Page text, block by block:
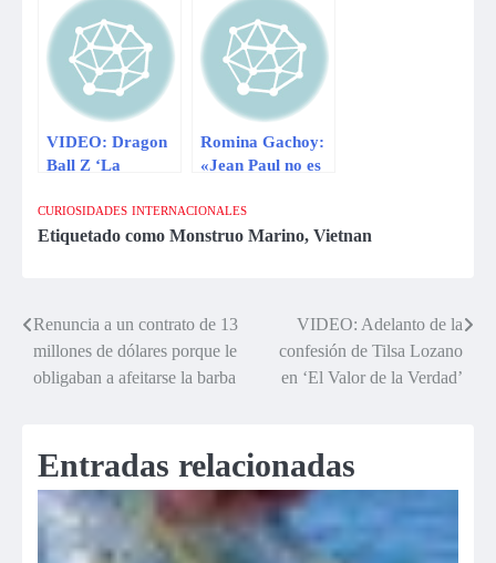
Claude Van
Damme
barco en Vietnam
VIDEO: Dragon
Ball Z ‘La
Cell’ causa
revuelo en redes
Romina Gachoy:
«Jean Paul no es
CURIOSIDADES INTERNACIONALES
Etiquetado como Monstruo Marino, Vietnan
Navegación
de
Renuncia a un contrato de 13
millones de dólares porque le
obligaban a afeitarse la barba
VIDEO: Adelanto de la
confesión de Tilsa Lozano
en ‘El Valor de la Verdad’
Entradas relacionadas